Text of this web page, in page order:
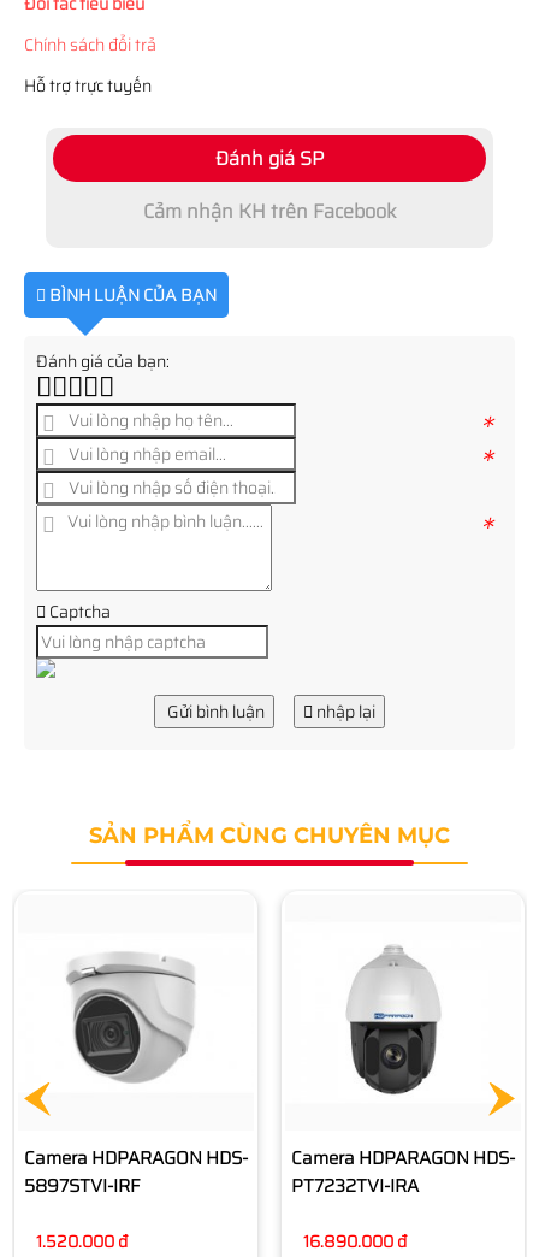
Chính sách đổi trả
Hỗ trợ trực tuyến
Đánh giá SP
Cảm nhận KH trên Facebook
BÌNH LUẬN CỦA BẠN
Đánh giá của bạn:
*
*
*
Captcha
Gửi bình luận nhập lại
SẢN PHẨM CÙNG CHUYÊN MỤC
Camera HDPARAGON HDS-
PT7232TVI-IRA
16.890.000 đ
PT7225TVI-IRA
11.660.000 đ